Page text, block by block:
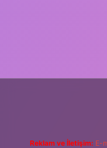
Reklam ve İletişim: E-